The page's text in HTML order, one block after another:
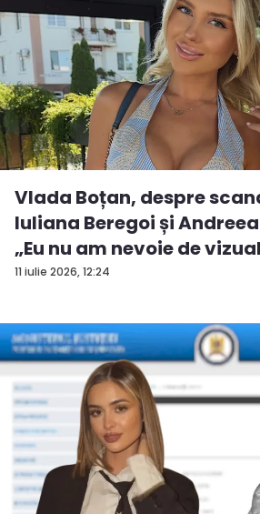
11 iulie 2026, 12:24
Vlada Boțan, despre
Iuliana Beregoi și
„Eu nu am nevoie de